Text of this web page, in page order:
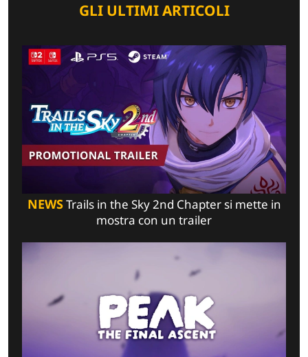
GLI ULTIMI ARTICOLI
NEWSTrails in the Sky 2nd Chapter si mette in
mostra con un trailer